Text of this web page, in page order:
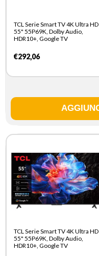
TCL Serie Smart TV 4K Ultra HD
55" 55P69K, Dolby Audio,
HDR10+, Google TV
€292,06
TCL Serie Smart TV 4K Ultra HD
55" 55P69K, Dolby Audio,
HDR10+, Google TV